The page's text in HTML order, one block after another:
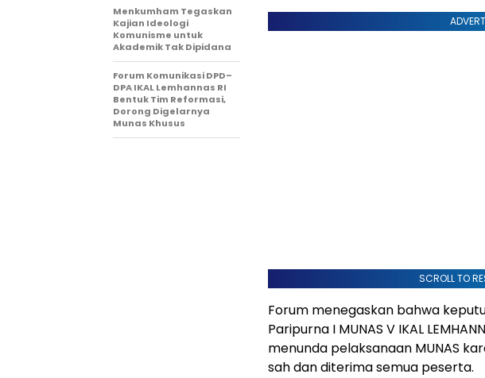
SCROLL TO
Forum menegaskan bahwa
Paripurna I MUNAS V IKAL
menunda pelaksanaan MUNAS
sah dan diterima semua peserta.
Menkumham Tegaskan
Kajian Ideologi
Komunisme untuk
Akademik Tak Dipidana
Forum Komunikasi DPD–
DPA IKAL Lemhannas RI
Bentuk Tim Reformasi,
Dorong Digelarnya
Munas Khusus